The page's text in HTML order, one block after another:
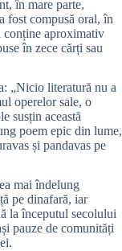
în mare parte,
fost compusă oral, în
aproximativ
în zece cărți sau
„Nicio literatură nu a
operelor sale, o
susțin această
poem epic din lume,
și pandavas pe
mai îndelung
pe dinafară, iar
la începutul secolului
pauze de comunități